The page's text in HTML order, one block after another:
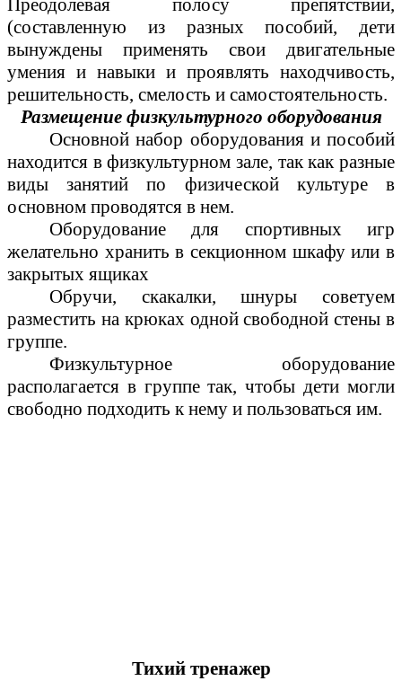
Преодолевая полосу препятствий,
(составленную из разных пособий, дети
вынуждены применять свои двигательные
умения и навыки и проявлять находчивость,
решительность, смелость и самостоятельность.
Размещение физкультурного оборудования
Основной набор оборудования и пособий
находится в физкультурном зале, так как разные
виды занятий по физической культуре в
основном проводятся в нем.
Оборудование для спортивных игр
желательно хранить в секционном шкафу или в
закрытых ящиках
Обручи, скакалки, шнуры советуем
разместить на крюках одной свободной стены в
группе.
Физкультурное оборудование
располагается в группе так, чтобы дети могли
свободно подходить к нему и пользоваться им.
Тихий тренажер